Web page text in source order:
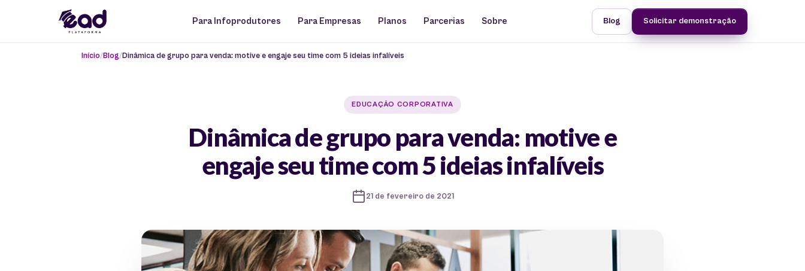
Para Infoprodutores Para Empresas Planos Parcerias Sobre Blog Solicitar demonstração
Início Blog Dinâmica de grupo para venda: motive e engaje seu time com 5 ideias infalíveis
EDUCAÇÃO CORPORATIVA
Dinâmica de grupo para venda: motive e
engaje seu time com 5 ideias infalíveis
21 de fevereiro de 2021